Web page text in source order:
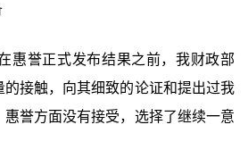
惠誉正式发布结果之前，我财政部
接触，向其细致的论证和提出过我
誉方面没有接受，选择了继续一意